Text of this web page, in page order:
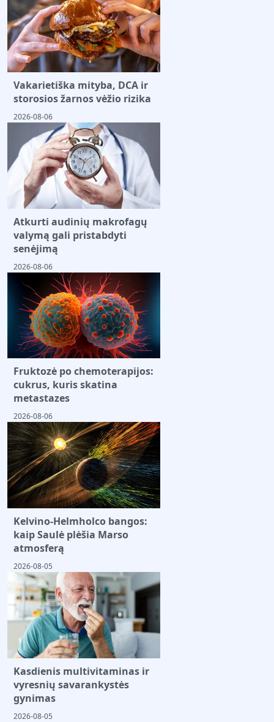
Vakarietiška mityba, DCA ir
storosios žarnos vėžio rizika
2026-08-06
Atkurti audinių makrofagų
valymą gali pristabdyti
senėjimą
2026-08-06
Fruktozė po chemoterapijos:
cukrus, kuris skatina
metastazes
2026-08-06
Kelvino-Helmholco bangos:
kaip Saulė plėšia Marso
atmosferą
2026-08-05
Kasdienis multivitaminas ir
vyresnių savarankystės
gynimas
2026-08-05